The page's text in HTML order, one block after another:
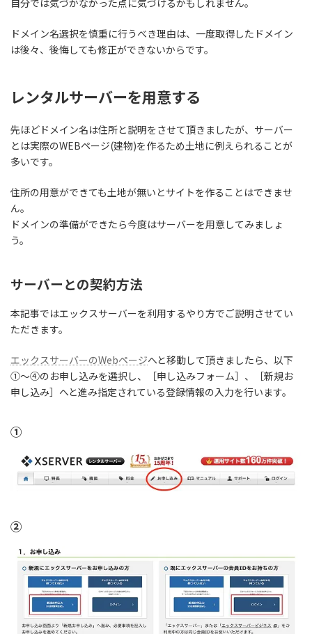
自分では気づかなかった点に気づけるかもしれません。
ドメイン名選択を慎重に行うべき理由は、 一度取得したドメイン
は後々、後悔しても修正ができないからです。
レンタルサーバーを用意する
先ほどドメイン名は住所と説明をさせて頂きましたが、サーバー
とは実際のWEBページ(建物)を作るため土地に例えられることが
多いです。
住所の用意ができても土地が無いとサイトを作ることはできませ
ん。
ドメインの準備ができたら今度はサーバーを用意してみましょ
う。
サーバーとの契約方法
本記事ではエックスサーバーを利用するやり方でご説明させてい
ただきます。
エックスサーバーのWebページへと移動して頂きましたら、以下
①〜④のお申し込みを選択し、［申し込みフォーム］、［新規お
申し込み］へと進み指定されている登録情報の入力を行います。
①
②